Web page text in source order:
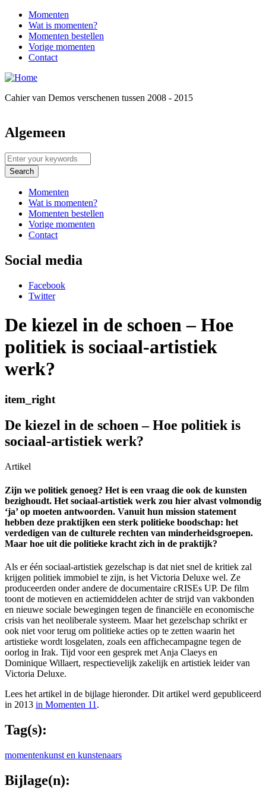
Skip to main content
Momenten
Wat is momenten?
Momenten bestellen
Vorige momenten
Contact
Cahier van Demos verschenen tussen 2008 - 2015
Algemeen
Enter your keywords
Momenten
Wat is momenten?
Momenten bestellen
Vorige momenten
Contact
Social media
Facebook
Twitter
De kiezel in de schoen – Hoe
politiek is sociaal-artistiek
werk?
item_right
De kiezel in de schoen – Hoe politiek is
sociaal-artistiek werk?
Artikel
Zijn we politiek genoeg? Het is een vraag die ook de kunsten
bezighoudt. Het sociaal-artistiek werk zou hier alvast volmondig
‘ja’ op moeten antwoorden. Vanuit hun mission statement
hebben deze praktijken een sterk politieke boodschap: het
verdedigen van de culturele rechten van minderheidsgroepen.
Maar hoe uit die politieke kracht zich in de praktijk?
Als er één sociaal-artistiek gezelschap is dat niet snel de kritiek zal
krijgen politiek immobiel te zijn, is het Victoria Deluxe wel. Ze
produceerden onder andere de documentaire cRISEs UP. De film
toont de motieven en actiemiddelen achter de strijd van vakbonden
en nieuwe sociale bewegingen tegen de financiële en economische
crisis van het neoliberale systeem. Maar het gezelschap schrikt er
ook niet voor terug om politieke acties op te zetten waarin het
artistieke wordt losgelaten, zoals een affichecampagne tegen de
oorlog in Irak. Tijd voor een gesprek met Anja Claeys en
Dominique Willaert, respectievelijk zakelijk en artistiek leider van
Victoria Deluxe.
Lees het artikel in de bijlage hieronder. Dit artikel werd gepubliceerd
in 2013 in Momenten 11 .
Tag(s):
momentenkunst en kunstenaars
Bijlage(n):